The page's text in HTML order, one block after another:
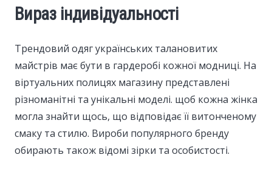
Вираз індивідуальності
Трендовий одяг українських талановитих
майстрів має бути в гардеробі кожної модниці. На
віртуальних полицях магазину представлені
різноманітні та унікальні моделі. щоб кожна жінка
могла знайти щось, що відповідає її витонченому
смаку та стилю. Вироби популярного бренду
обирають також відомі зірки та особистості.